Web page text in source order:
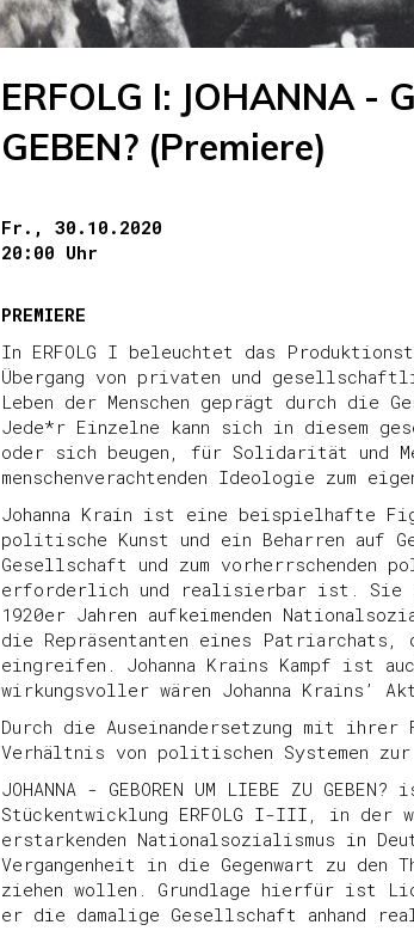
ERFOLG I: JOHANNA -
GEBEN? (Premiere)
Fr., 30.10.2020
20:00 Uhr
PREMIERE
In ERFOLG I beleuchtet das
Übergang von privaten und
Leben der Menschen geprägt durch die
Jede*r Einzelne kann sich in diesem
oder sich beugen, für Solidarität und
menschenverachtenden Ideologie zum
Johanna Krain ist eine beispielhafte
politische Kunst und ein Beharren auf
Gesellschaft und zum vorherrschenden
erforderlich und realisierbar ist. Sie
1920er Jahren aufkeimenden
die Repräsentanten eines
eingreifen. Johanna Krains Kampf ist
wirkungsvoller wären Johanna Krains’
Durch die Auseinandersetzung mit
Verhältnis von politischen Systemen
JOHANNA - GEBOREN UM LIEBE ZU
Stückentwicklung ERFOLG I-III, in der
erstarkenden Nationalsozialismus in
Vergangenheit in die Gegenwart zu den
ziehen wollen. Grundlage hierfür ist
er die damalige Gesellschaft anhand